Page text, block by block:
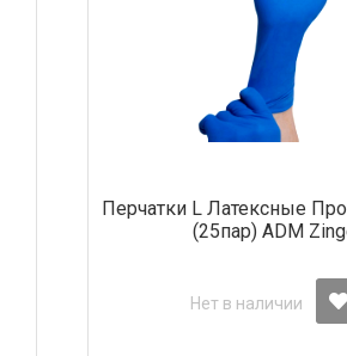
Перчатки L Латексные
(25пар) АDM
Нет в наличии